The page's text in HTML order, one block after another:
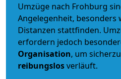
Umzüge nach Frohburg
Angelegenheit, besonders
Distanzen stattfinden.
erfordern jedoch
Organisation, um
reibungslosverläuft.